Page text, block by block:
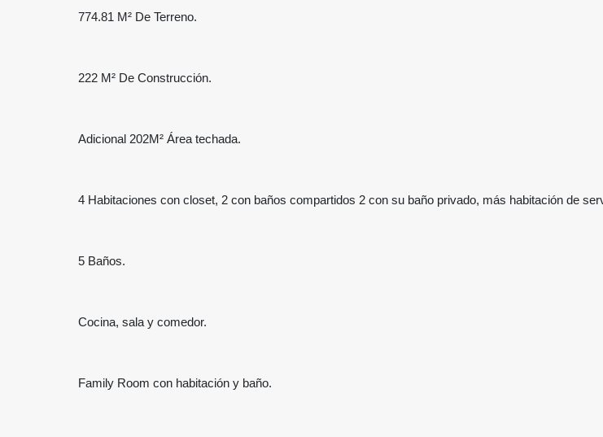
774.81 M² De Terreno.
222 M² De Construcción.
Adicional 202M² Área techada.
4 Habitaciones con closet, 2 con baños compartidos 2 con su baño privado, más habitación de
5 Baños.
Cocina, sala y comedor.
Family Room con habitación y baño.